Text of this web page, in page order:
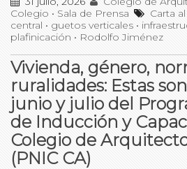
Colegio • Sala de Prensa Carta
central • guetos verticales •
plafinicación • Rodolfo Jiménez
Vivienda, género,
ruralidades: Estas
junio y julio del
de Inducción y
Colegio de
(PNIC CA)